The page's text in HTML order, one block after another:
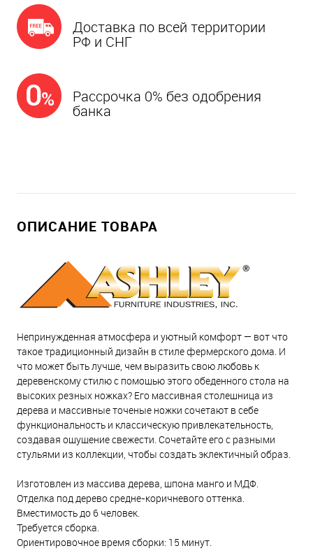
Доставка по всей территории
РФ и СНГ
Рассрочка 0% без одобрения
банка
ОПИСАНИЕ ТОВАРА
Непринужденная атмосфера и уютный комфорт — вот что
такое традиционный дизайн в стиле фермерского дома. И
что может быть лучше, чем выразить свою любовь к
деревенскому стилю с помощью этого обеденного стола на
высоких резных ножках? Его массивная столешница из
дерева и массивные точеные ножки сочетают в себе
функциональность и классическую привлекательность,
создавая ощущение свежести. Сочетайте его с разными
стульями из коллекции, чтобы создать эклектичный образ.
Изготовлен из массива дерева, шпона манго и МДФ.
Отделка под дерево средне-коричневого оттенка.
Вместимость до 6 человек.
Требуется сборка.
Ориентировочное время сборки: 15 минут.